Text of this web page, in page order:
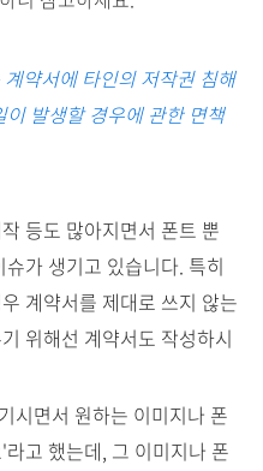
약서에 타인의 저작권 침해
발생할 경우에 관한 면책
등도 많아지면서 폰트 뿐
가 생기고 있습니다. 특히
계약서를 제대로 쓰지 않는
위해선 계약서도 작성하시
시면서 원하는 이미지나 폰
고 했는데, 그 이미지나 폰